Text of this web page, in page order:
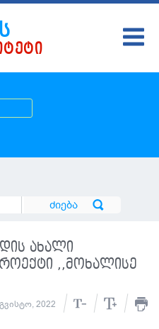
ახალი
,,მოხალისე
2022